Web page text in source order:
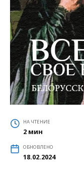
НА ЧТЕНИЕ
2 мин
ОБНОВЛЕНО
18.02.2024